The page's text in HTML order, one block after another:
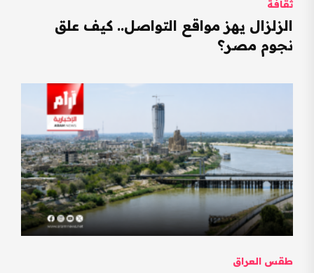
ثقافة
الزلزال يهز مواقع التواصل.. كيف علق
نجوم مصر؟
طقس العراق